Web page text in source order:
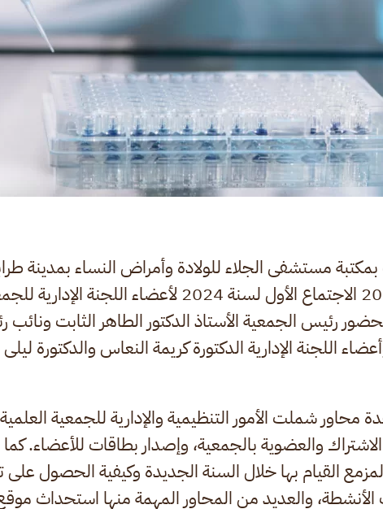
مستشفى الجلاء للولادة وأمراض النساء بمدينة
الموافق 4 يناير 2024 الاجتماع الأول لسنة 2024 لأعضاء اللجنة
رئيس الجمعية الأستاذ الدكتور الطاهر الثابت
اللجنة الإدارية الدكتورة كريمة النعاس والدكتورة
شملت الأمور التنظيمية والإدارية للجمعية
والعضوية بالجمعية، وإصدار بطاقات للأعضاء.
القيام بها خلال السنة الجديدة وكيفية الحصول على
الأنشطة، والعديد من المحاور المهمة منها استحداث